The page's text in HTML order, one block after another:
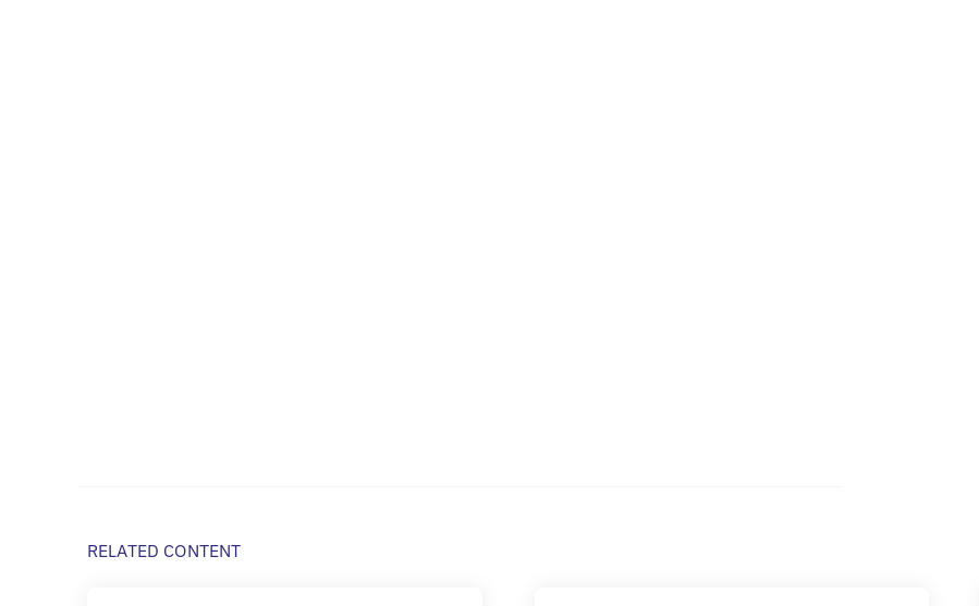
RELATED CONTENT